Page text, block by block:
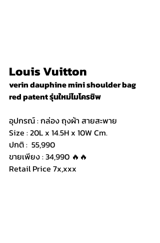
Louis Vuitton
verin dauphine mini shoulder bag
red patent รุ่นใหม่ไมโครชิพ
อุปกรณ์ : กล่อง ถุงผ้า สายสะพาย
Size : 20L x 14.5H x 10W Cm.
ปกติ :  55,990
ขายเพียง : 34,990 🔥🔥
Retail Price 7x,xxx